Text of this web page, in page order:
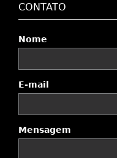
CONTATO
Nome
E-mail
Mensagem